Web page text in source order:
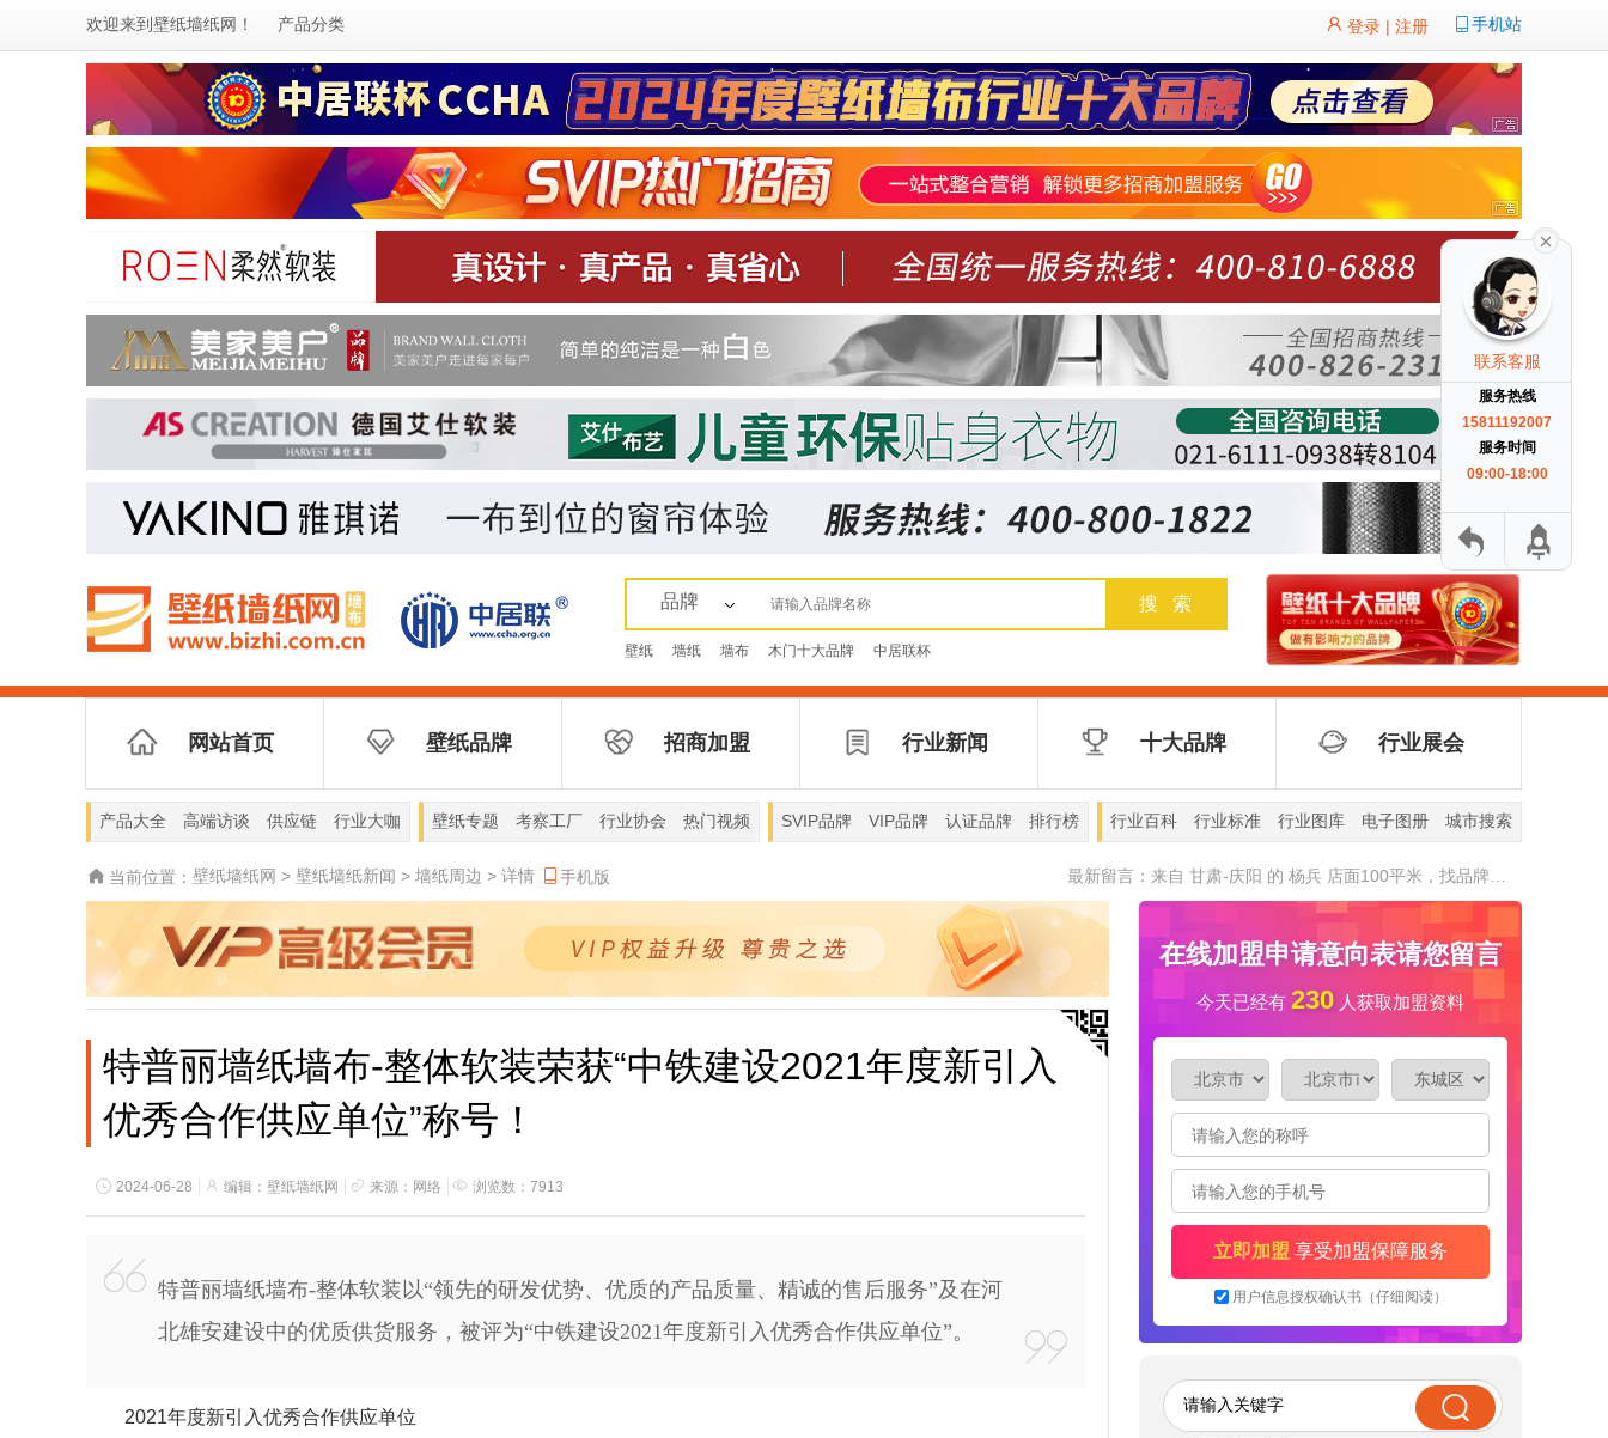
欢迎来到 壁纸墙纸网 ！ 产品分类 登录 | 注册 手机站
品牌
壁纸 墙纸 墙布 木门十大品牌 中居联杯
网站首页 壁纸品牌 招商加盟 行业新闻 十大品牌 行业展会
产品大全 高端访谈 供应链 行业大咖 壁纸专题 考察工厂 行业协会 热门视频 SVIP品牌 VIP品牌 认证品牌 排行榜 行业百科 行业标准 行业图库 电子图册 城市搜索
当前位置： 壁纸墙纸网 > 壁纸墙纸新闻 > 墙纸周边 > 详情 手机版 最新留言：
来自 江西-宜春 的 刘女士 目前做全屋定制，想找
合适的木门牌代理。可以直接加微信
来自 山西-大同 的 赵先生 设计工作室，找厂家合
作。觉得慕友的产品质量不错。
来自 陕西-西安 的 王长兴 想开个店，正在找门
米，找合适的品牌
来自 内蒙古-呼和浩特 的 杨 新开的店，大概80多
来自 湖南-长沙 的 张女士 想代理木门品牌
来自 山西-运城 的 乔国军 以前做的别的项目，现
在想做木门，找合适的厂家。手机号是微信号
来自 浙江-嘉兴 的 冯义传 想增加品牌
理
来自 甘肃-酒泉 的 方女士 装饰公司，想找能做木
门和门墙柜，全屋定制的品牌合作。
来自 青海-西宁 的 苏先生 想加盟木门品牌
来自 甘肃-白银 的 赵先生 咨询品牌代理，性价比
高的
来自 山东-滨州 的 张女士 装修公司，找厂家合作
来自 浙江-舟山 的 傅军明 装修公司，想找木门厂
户门和室内门都有。想咨询考察看看有没有更适合
来自 山东-临沂 的 王女士 想找厂家合作拿货
的项目，现在想做木门，想找河北附近的品牌
来自 安徽-阜阳 的 赵兰辉 店面五六百平，做防盗
门和室内木门，找品牌代理。
来自 河北-沧州 的 李女士 店面80多平米，做的定
制+木门，想找附近的品牌咨询
来自 陕西-榆林 的 李润喜 店面六七十平米，不在
市场里，是街边门面，想找距离不太远的品牌
来自 山东-枣庄 的 常先生 做装修的，想找品牌合
作，可以上样
来自 辽宁-大连 的 屠女士 装修公司，现在有30几
套门想下单，找附近的工厂合作
来自 河南-周口 的 朱海洋 店面不到100平，想找
个有点知名度的品牌，也不用一线品牌。对比期
来自 山东-青岛 的 翟先生 店面40多平米，想找个
品牌跟装饰公司合作
来自 山西-吕梁 的 任凯雄 想代理木门品牌，正在
钛镁合金门，想增加木门项目，找合适的品牌。手
机号是微信号
来自 河北-邢台 的 谢先生 店面200平米，新开
的，找有实力的一线品牌加盟
来自 河北-邢台 的 董先生 店面108平米，想找烤
漆免漆都有的木门品牌，最好是重庆的。手机号是
微信号。
来自 新疆-伊犁 的 席女士 店面200平米，想增加
一个品牌
特普丽墙纸墙布-整体软装荣获“中铁建设2021年度新引入
优秀合作供应单位”称号！
2024-06-28 编辑：壁纸墙纸网 来源：网络 浏览数：7913
特普丽墙纸墙布-整体软装以“领先的研发优势、优质的产品质量、精诚的售后服务”及在河
北雄安建设中的优质供货服务，被评为“中铁建设2021年度新引入优秀合作供应单位”。
2021年度新引入优秀合作供应单位
在线加盟申请意向表请您留言
今天已经有 230 人获取加盟资料
立即加盟 享受加盟保障服务
用户信息授权确认书（仔细阅读）
联系客服
服务热线
15811192007
服务时间
09:00-18:00